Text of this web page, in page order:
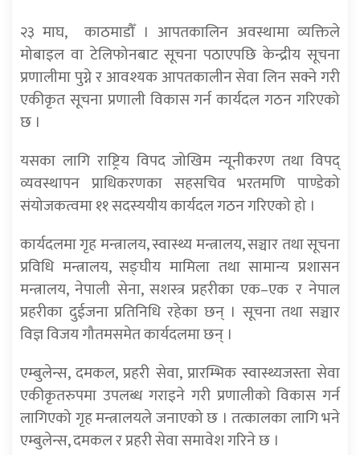
२३ माघ, काठमाडौँ । आपतकालिन अवस्थामा व्यक्तिले
मोबाइल वा टेलिफोनबाट सूचना पठाएपछि केन्द्रीय सूचना
प्रणालीमा पुग्ने र आवश्यक आपतकालीन सेवा लिन सक्ने गरी
एकीकृत सूचना प्रणाली विकास गर्न कार्यदल गठन गरिएको
छ ।
यसका लागि राष्ट्रिय विपद जोखिम न्यूनीकरण तथा विपद्
व्यवस्थापन प्राधिकरणका सहसचिव भरतमणि पाण्डेको
संयोजकत्वमा ११ सदस्ययीय कार्यदल गठन गरिएको हो ।
कार्यदलमा गृह मन्त्रालय, स्वास्थ्य मन्त्रालय, सञ्चार तथा सूचना
प्रविधि मन्त्रालय, सङ्घीय मामिला तथा सामान्य प्रशासन
मन्त्रालय, नेपाली सेना, सशस्त्र प्रहरीका एक–एक र नेपाल
प्रहरीका दुईजना प्रतिनिधि रहेका छन् । सूचना तथा सञ्चार
विज्ञ विजय गौतमसमेत कार्यदलमा छन् ।
एम्बुलेन्स, दमकल, प्रहरी सेवा, प्रारम्भिक स्वास्थ्यजस्ता सेवा
एकीकृतरुपमा उपलब्ध गराइने गरी प्रणालीको विकास गर्न
लागिएको गृह मन्त्रालयले जनाएको छ । तत्कालका लागि भने
एम्बुलेन्स, दमकल र प्रहरी सेवा समावेश गरिने छ ।